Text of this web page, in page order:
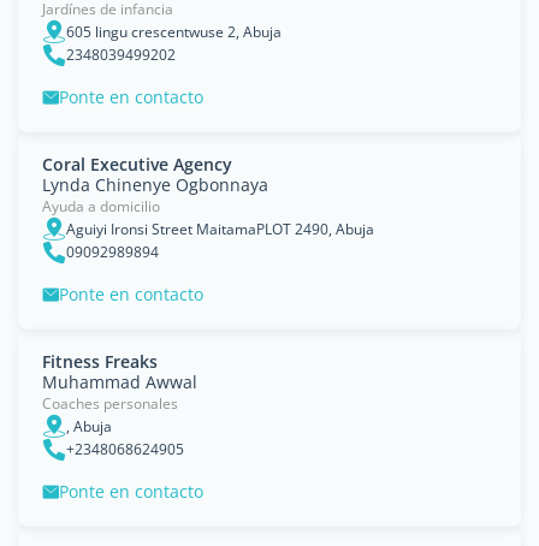
Jardínes de infancia
605 lingu crescentwuse 2, Abuja
2348039499202
Ponte en contacto
Coral Executive Agency
Lynda Chinenye Ogbonnaya
Ayuda a domicilio
Aguiyi Ironsi Street MaitamaPLOT 2490, Abuja
09092989894
Ponte en contacto
Fitness Freaks
Muhammad Awwal
Coaches personales
, Abuja
+2348068624905
Ponte en contacto